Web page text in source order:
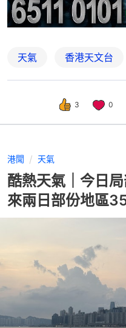
天氣 香港天文台
3 0
港聞 天氣
酷熱天氣｜今日
來兩日部份地區